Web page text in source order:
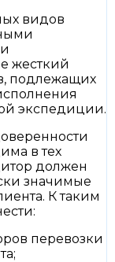
видов
жесткий
подлежащих
экспедиции.
в тех
должен
значимые
К таким
перевозки